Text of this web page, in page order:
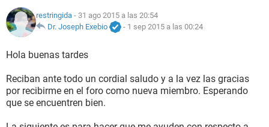
NUTRICIÓN
BIENESTAR
SEXUALIDAD
restringida - 31 ago 2015 a las 20:54
Dr. Joseph Exebio
- 1 sep 2015 a las 00:24
Hola buenas tardes
Reciban ante todo un cordial saludo y a la vez las gracias
por recibirme en el foro como nueva miembro. Esperando
que se encuentren bien.